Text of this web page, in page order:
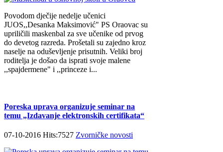
Povodom dječije nedelje učenici
JUOS,,Desanka Maksimović" PS Oraovac su
upriličili maskenbal za sve učenike od prvog
do devetog razreda. Prošetali su zajedno kroz
naselje na oduševljenje prisutnih. Veliki broj
roditelja je došao da isprati svoje malene
,,spajdermene" i ,,princeze i...
Poreska uprava organizuje seminar na
temu „Izdavanje elektronskih certifikata“
07-10-2016 Hits:7527 Zvorničke novosti